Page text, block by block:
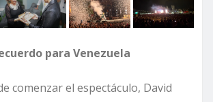
para Venezuela
comenzar el espectáculo, David